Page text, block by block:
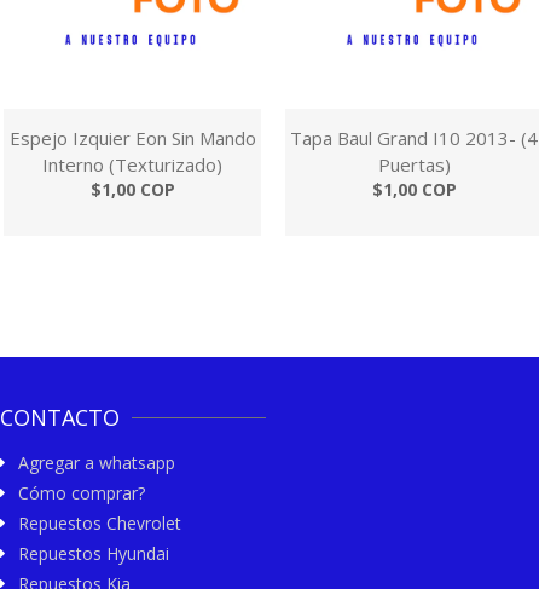
Espejo Izquier Eon Sin Mando
Interno (Texturizado)
$1,00 COP
Tapa Baul Grand I10 2013- (4
Puertas)
$1,00 COP
CONTACTO
Agregar a whatsapp
Cómo comprar?
Repuestos Chevrolet
Repuestos Hyundai
Repuestos Kia